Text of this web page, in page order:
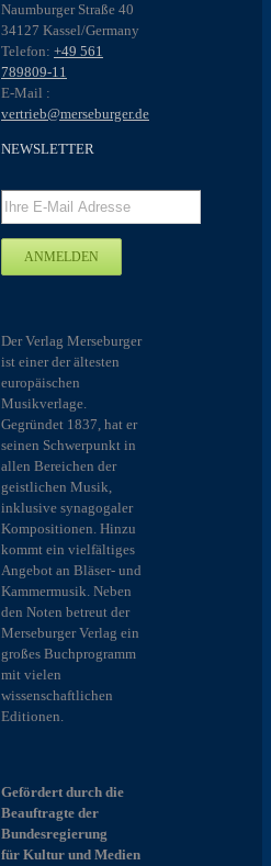
Naumburger Straße 40
34127 Kassel/Germany
Telefon: +49 561
789809-11
E-Mail :
vertrieb@merseburger.de
NEWSLETTER
Der Verlag Merseburger
ist einer der ältesten
europäischen
Musikverlage.
Gegründet 1837, hat er
seinen Schwerpunkt in
allen Bereichen der
geistlichen Musik,
inklusive synagogaler
Kompositionen. Hinzu
kommt ein vielfältiges
Angebot an Bläser- und
Kammermusik. Neben
den Noten betreut der
Merseburger Verlag ein
großes Buchprogramm
mit vielen
wissenschaftlichen
Editionen.
Gefördert durch die
Beauftragte der
Bundesregierung
für Kultur und Medien